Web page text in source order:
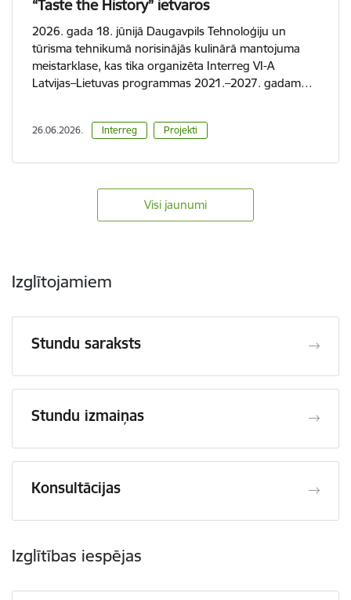
“Taste the History” ietvaros
2026. gada 18. jūnijā Daugavpils Tehnoloģiju un
tūrisma tehnikumā norisinājās kulinārā mantojuma
meistarklase, kas tika organizēta Interreg VI-A
Latvijas–Lietuvas programmas 2021.–2027. gadam…
26.06.2026. Interreg Projekti
Visi jaunumi
Izglītojamiem
Stundu saraksts
Stundu izmaiņas
Konsultācijas
Izglītības iespējas